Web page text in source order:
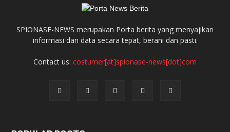
SPIONASE-NEWS merupakan Porta berita yang menyajikan
informasi dan data secara tepat, berani dan pasti.
Contact us: costumer[at]spionase-news[dot]com